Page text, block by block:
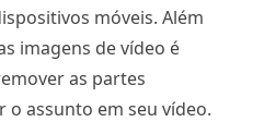
móveis. Além
imagens de vídeo é
as partes
o assunto em seu vídeo.